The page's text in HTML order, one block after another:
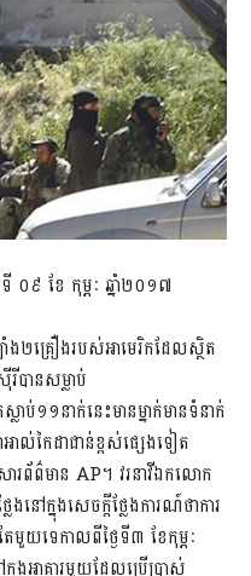
០៩ ខែ កុម្ភៈ ឆ្នាំ២០១៧
ង២គ្រឿងរបស់អាមេរិកដែលស្ថិត
ានសម្លាប់
ប់១១នាក់នេះមានម្នាក់មាន​​ទំនាក់
ល់កៃដាជាន់ខ្ពស់ផ្សេងទៀត
ព័ព៌មាន AP។ វរនាវីឯកលោក
នៅក្នុងសេចក្តីថ្លែងការណ៍ថាការ
មួយទេកាលពីថ្ងៃទី៣ ខែកុម្ភៈ
នុងអាគារមួយដែលប្រើប្រាស់